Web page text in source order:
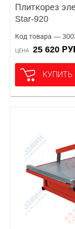
Плиткорез
Star-920
Код товара —
ЦЕНА 25 620
КУПИТЬ